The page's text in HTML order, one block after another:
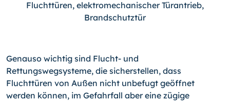
Genauso wichtig sind Flucht- und
Rettungswegsysteme, die sicherstellen, dass
Fluchttüren von Außen nicht unbefugt geöffnet
werden können, im Gefahrfall aber eine zügige